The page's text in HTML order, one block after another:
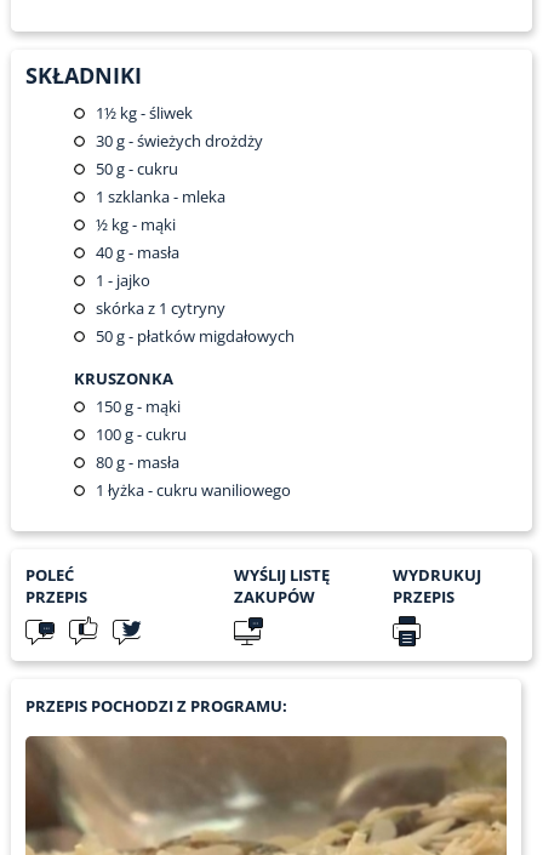
SKŁADNIKI
1½kg - śliwek
30g - świeżych drożdży
50g - cukru
1 szklanka - mleka
½kg - mąki
40g - masła
1 - jajko
skórka z 1 cytryny
50g - płatków migdałowych
KRUSZONKA
150g - mąki
100g - cukru
80g - masła
1 łyżka - cukru waniliowego
POLEĆ
PRZEPIS
WYŚLIJ LISTĘ
ZAKUPÓW
WYDRUKUJ
PRZEPIS
PRZEPIS POCHODZI Z PROGRAMU: